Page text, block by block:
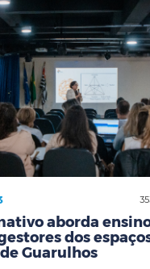
aborda
dos
Guarulhos